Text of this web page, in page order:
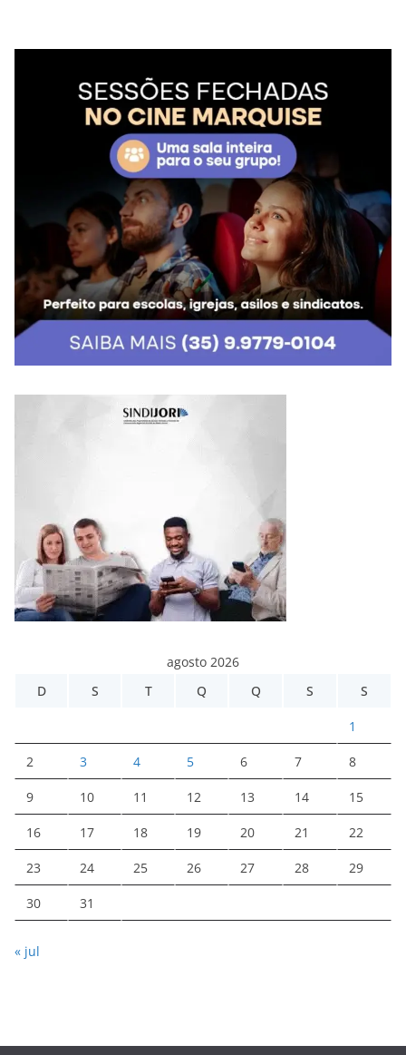
agosto 2026
D
S T Q Q S S
1
2 3 4 5 6 7 8
9 10 11 12 13 14 15
16 17 18 19 20 21 22
23 24 25 26 27 28 29
30 31
« jul